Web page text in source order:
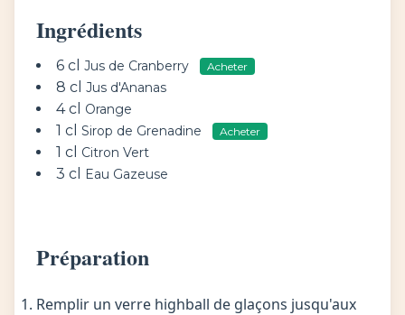
Ingrédients
6 cl Jus de Cranberry Acheter
8 cl Jus d'Ananas
4 cl Orange
1 cl Sirop de Grenadine Acheter
1 cl Citron Vert
3 cl Eau Gazeuse
Préparation
Remplir un verre highball de glaçons jusqu'aux